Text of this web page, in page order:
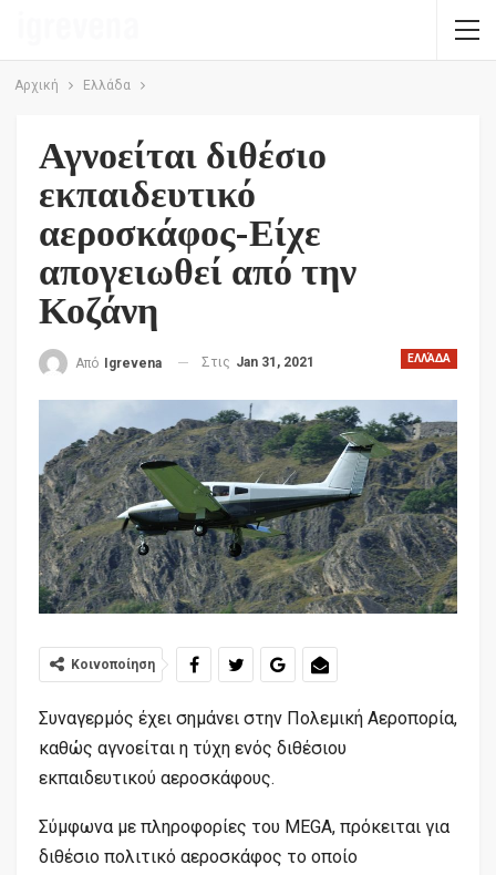
Αρχική Ελλάδα
Αγνοείται διθέσιο
εκπαιδευτικό
αεροσκάφος-Είχε
απογειωθεί από την
Κοζάνη
ΕΛΛΆΔΑ
Από Igrevena Στις Jan 31, 2021
Κοινοποίηση
Συναγερμός έχει σημάνει στην Πολεμική Αεροπορία,
καθώς αγνοείται η τύχη ενός διθέσιου
εκπαιδευτικού αεροσκάφους.
Σύμφωνα με πληροφορίες του MEGA, πρόκειται για
διθέσιο πολιτικό αεροσκάφος το οποίο